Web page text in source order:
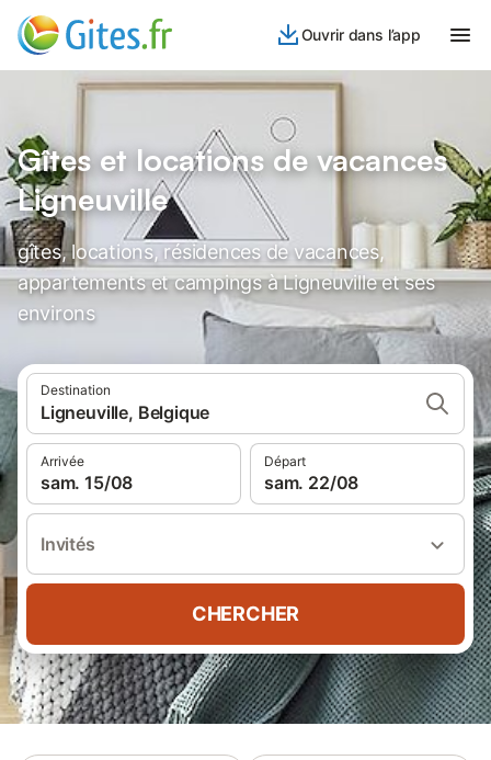
Ouvrir dans l’app
Gîtes et locations de vacances
Ligneuville
gîtes, locations, résidences de vacances,
appartements et campings à Ligneuville et ses
environs
Destination
Ligneuville, Belgique
Arrivée
sam. 15/08
Départ
sam. 22/08
Invités
CHERCHER